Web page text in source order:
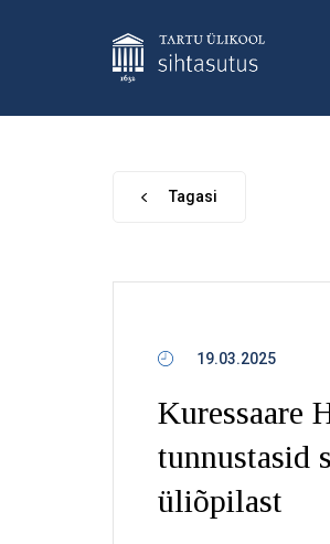
Tagasi
19.03.2025
Kuressaare
tunnustasid
üliõpilast